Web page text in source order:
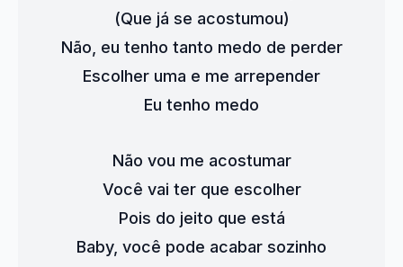
(Que já se acostumou)
Não, eu tenho tanto medo de perder
Escolher uma e me arrepender
Eu tenho medo
Não vou me acostumar
Você vai ter que escolher
Pois do jeito que está
Baby, você pode acabar sozinho